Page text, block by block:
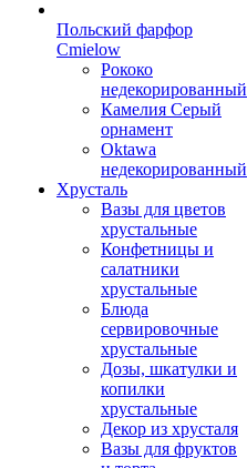
Польский фарфор
Сmielow
Рококо
недекорированный
Камелия Серый
орнамент
Oktawa
недекорированный
Хрусталь
Вазы для цветов
хрустальные
Конфетницы и
салатники
хрустальные
Блюда
сервировочные
хрустальные
Дозы, шкатулки и
копилки
хрустальные
Декор из хрусталя
Вазы для фруктов